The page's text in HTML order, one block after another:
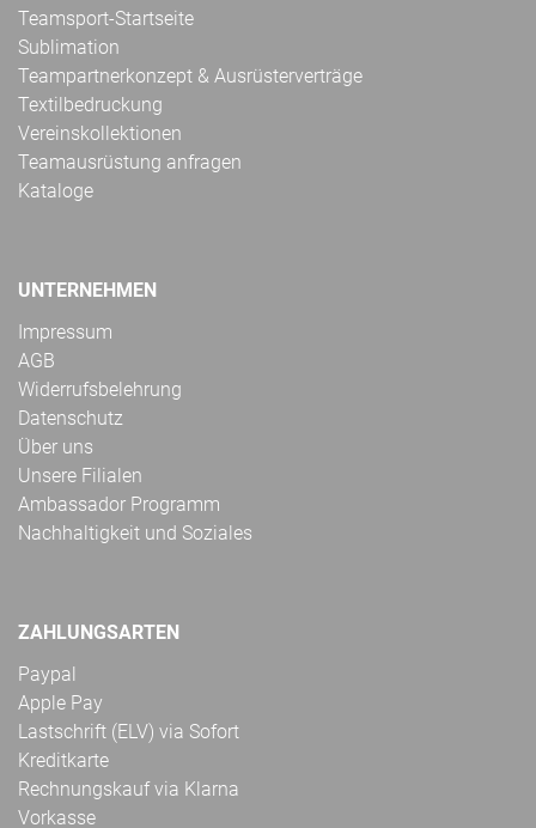
Teamsport-Startseite
Sublimation
Teampartnerkonzept & Ausrüsterverträge
Textilbedruckung
Vereinskollektionen
Teamausrüstung anfragen
Kataloge
UNTERNEHMEN
Impressum
AGB
Widerrufsbelehrung
Datenschutz
Über uns
Unsere Filialen
Ambassador Programm
Nachhaltigkeit und Soziales
ZAHLUNGSARTEN
Paypal
Apple Pay
Lastschrift (ELV) via Sofort
Kreditkarte
Rechnungskauf via Klarna
Vorkasse